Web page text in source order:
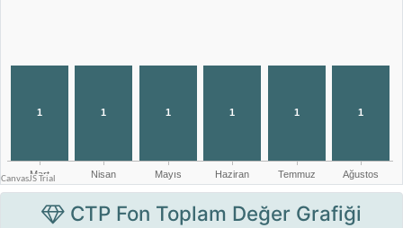
CTP Fon Toplam Değer Grafiği